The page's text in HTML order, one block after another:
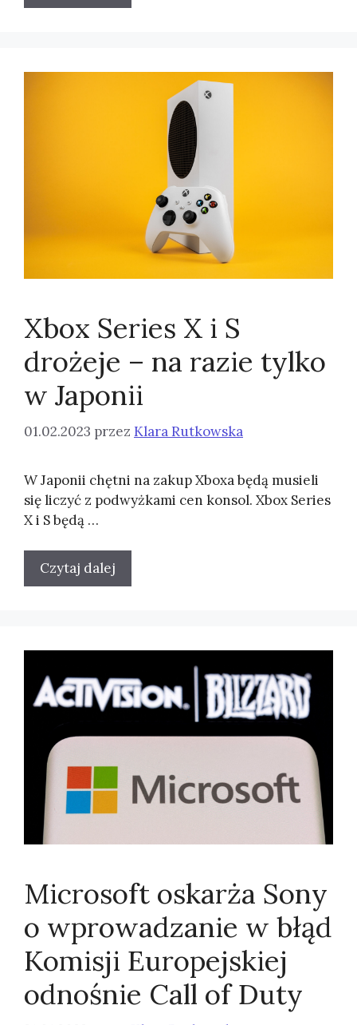
Xbox Series X i S
drożeje – na razie tylko
w Japonii
01.02.2023 przez Klara Rutkowska
W Japonii chętni na zakup Xboxa będą musieli
się liczyć z podwyżkami cen konsol. Xbox Series
X i S będą …
Czytaj dalej
Microsoft oskarża Sony
o wprowadzanie w błąd
Komisji Europejskiej
odnośnie Call of Duty